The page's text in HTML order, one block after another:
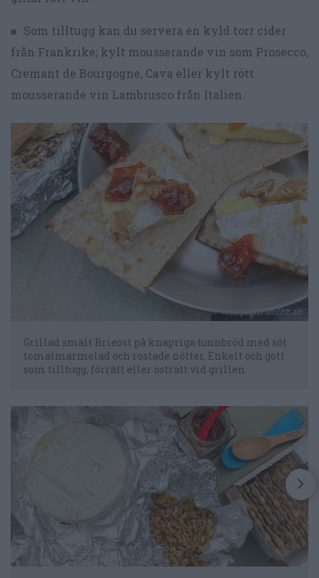
Som tilltugg kan du servera en kyld torr cider
från Frankrike; kylt mousserande vin som Prosecco,
Cremant de Bourgogne, Cava eller kylt rött
mousserande vin Lambrusco från Italien.
Grillad smält Brieost på knapriga tunnbröd med söt
tomatmarmelad och rostade nötter. Enkelt och gott
som tilltugg, förrätt eller osträtt vid grillen.